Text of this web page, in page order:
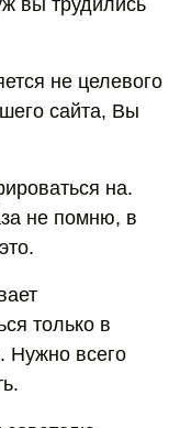
вы трудились
не целевого
сайта, Вы
на.
не помню, в
только в
Нужно всего